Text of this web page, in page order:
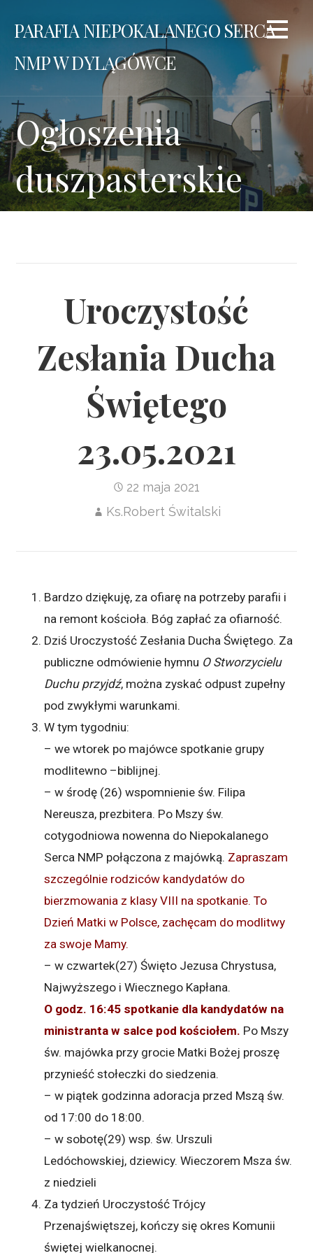
PARAFIA NIEPOKALANEGO SERCA
NMP W DYLĄGÓWCE
Ogłoszenia
duszpasterskie
Uroczystość
Zesłania Ducha
Świętego
23.05.2021
22 maja 2021
Ks.Robert Świtalski
Bardzo dziękuję, za ofiarę na potrzeby parafii i
na remont kościoła. Bóg zapłać za ofiarność.
Dziś Uroczystość Zesłania Ducha Świętego. Za
publiczne odmówienie hymnu O Stworzycielu
Duchu przyjdź, można zyskać odpust zupełny
pod zwykłymi warunkami.
W tym tygodniu:
– we wtorek po majówce spotkanie grupy
modlitewno –biblijnej.
– w środę (26) wspomnienie św. Filipa
Nereusza, prezbitera. Po Mszy św.
cotygodniowa nowenna do Niepokalanego
Serca NMP połączona z majówką. Zapraszam
szczególnie rodziców kandydatów do
bierzmowania z klasy VIII na spotkanie. To
Dzień Matki w Polsce, zachęcam do modlitwy
za swoje Mamy.
– w czwartek(27) Święto Jezusa Chrystusa,
Najwyższego i Wiecznego Kapłana.
O godz. 16:45 spotkanie dla kandydatów na
ministranta w salce pod kościołem. Po Mszy
św. majówka przy grocie Matki Bożej proszę
przynieść stołeczki do siedzenia.
– w piątek godzinna adoracja przed Mszą św.
od 17:00 do 18:00.
– w sobotę(29) wsp. św. Urszuli
Ledóchowskiej, dziewicy. Wieczorem Msza św.
z niedzieli
Za tydzień Uroczystość Trójcy
Przenajświętszej, kończy się okres Komunii
świętej wielkanocnej.